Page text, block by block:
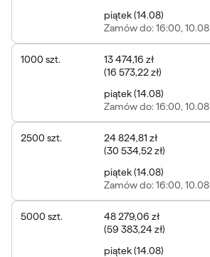
piątek(14.08)
Zamówdo: 16:00, 10.08
1000 szt.
13 474,16 zł
(16 573,22 zł)
piątek(14.08)
Zamówdo: 16:00, 10.08
2500 szt.
24 824,81 zł
(30 534,52 zł)
piątek(14.08)
Zamówdo: 16:00, 10.08
5000 szt.
48 279,06 zł
(59 383,24 zł)
piątek(14.08)